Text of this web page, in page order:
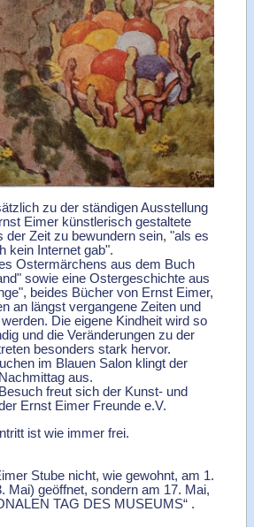
zu der ständigen Ausstellung
Eimer künstlerisch gestaltete
der Zeit zu bewundern sein, "als es
kein Internet gab".
Ostermärchens aus dem Buch
sowie eine Ostergeschichte aus
beides Bücher von Ernst Eimer,
an längst vergangene Zeiten und
Die eigene Kindheit wird so
und die Veränderungen zu der
besonders stark hervor.
im Blauen Salon klingt der
Nachmittag aus.
freut sich der Kunst- und
Ernst Eimer Freunde e.V.
ist wie immer frei.
Stube nicht, wie gewohnt, am 1.
Mai) geöffnet, sondern am 17. Mai,
TAG DES MUSEUMS“ .